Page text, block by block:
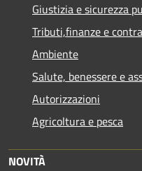
Giustizia e sicurezza
Tributi,finanze e
Ambiente
Salute, benessere e
Autorizzazioni
Agricoltura e pesca
NOVITÀ